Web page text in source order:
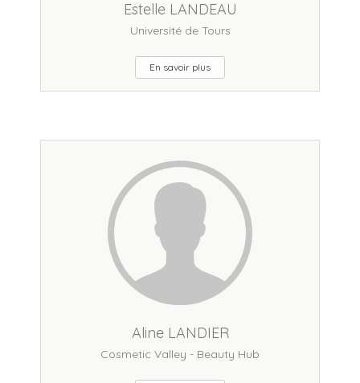
Estelle LANDEAU
Université de Tours
En savoir plus
Aline LANDIER
Cosmetic Valley - Beauty Hub